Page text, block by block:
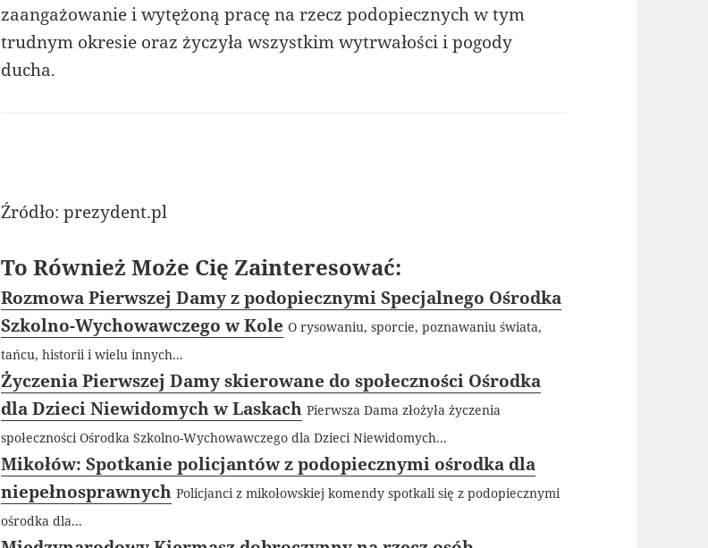
zaangażowanie i wytężoną pracę na rzecz podopiecznych w tym
trudnym okresie oraz życzyła wszystkim wytrwałości i pogody
ducha.
Źródło: prezydent.pl
To Również Może Cię Zainteresować:
Rozmowa Pierwszej Damy z podopiecznymi Specjalnego Ośrodka
Szkolno-Wychowawczego w Kole O rysowaniu, sporcie, poznawaniu świata,
tańcu, historii i wielu innych...
Życzenia Pierwszej Damy skierowane do społeczności Ośrodka
dla Dzieci Niewidomych w Laskach Pierwsza Dama złożyła życzenia
społeczności Ośrodka Szkolno-Wychowawczego dla Dzieci Niewidomych...
Mikołów: Spotkanie policjantów z podopiecznymi ośrodka dla
niepełnosprawnych Policjanci z mikołowskiej komendy spotkali się z podopiecznymi
ośrodka dla...